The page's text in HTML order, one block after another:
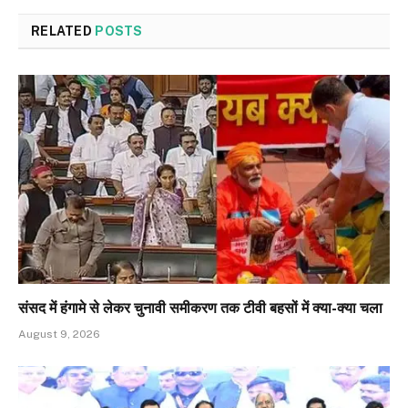
RELATED POSTS
संसद में हंगामे से लेकर चुनावी समीकरण तक टीवी बहसों में क्या-क्या चला
August 9, 2026